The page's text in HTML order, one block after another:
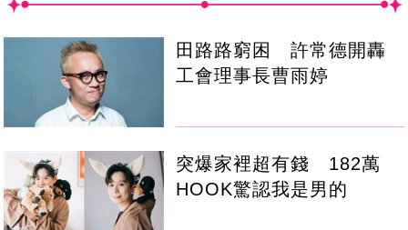
田路路窮困 許常德開轟
工會理事長曹雨婷
突爆家裡超有錢 182萬
HOOK驚認我是男的